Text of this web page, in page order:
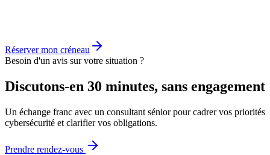
Réserver mon créneau
Besoin d'un avis sur votre situation ?
Discutons-en 30 minutes, sans engagement
Un échange franc avec un consultant sénior pour cadrer vos priorités
cybersécurité et clarifier vos obligations.
Prendre rendez-vous